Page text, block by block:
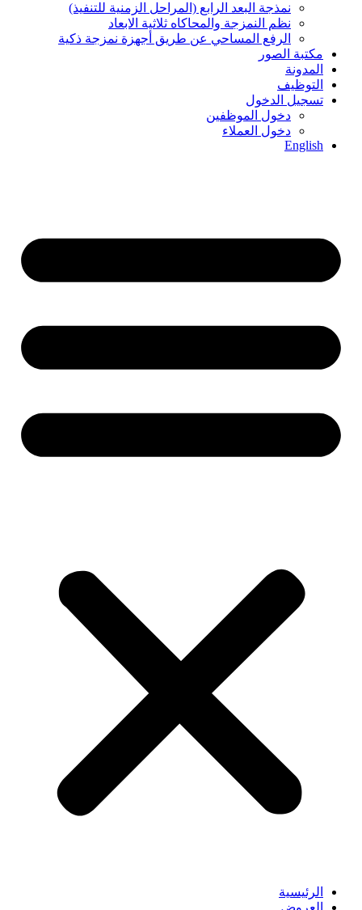
نمذجة البعد الرابع (المراحل الزمنیة للتنفیذ)
نظم النمزجة والمحاكاه ثلاثیة الابعاد
الرفع المساحي عن طریق أجھزة نمزجة ذكیة
مكتبة الصور
المدونة
التوظيف
تسجيل الدخول
دخول الموظفين
دخول العملاء
English
الرئيسية